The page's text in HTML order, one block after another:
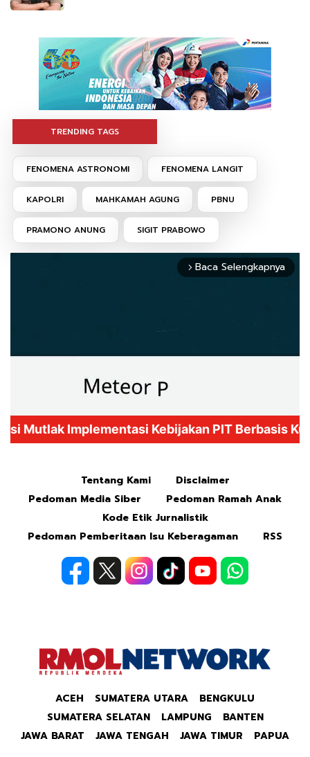
TRENDING TAGS
FENOMENA ASTRONOMI FENOMENA LANGIT
KAPOLRI MAHKAMAH AGUNG PBNU
PRAMONO ANUNG SIGIT PRABOWO
arrow_forward_ios Baca Selengkapnya
Tentang Kami
Disclaimer
Pedoman Media Siber
Pedoman Ramah Anak
Kode Etik Jurnalistik
Pedoman Pemberitaan Isu Keberagaman
RSS
ACEH SUMATERA UTARA
BENGKULU
SUMATERA SELATAN
LAMPUNG
BANTEN
JAWA BARAT
JAWA TENGAH JAWA TIMUR PAPUA